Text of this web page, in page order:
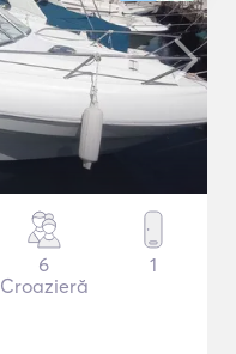
6
Croazieră
1